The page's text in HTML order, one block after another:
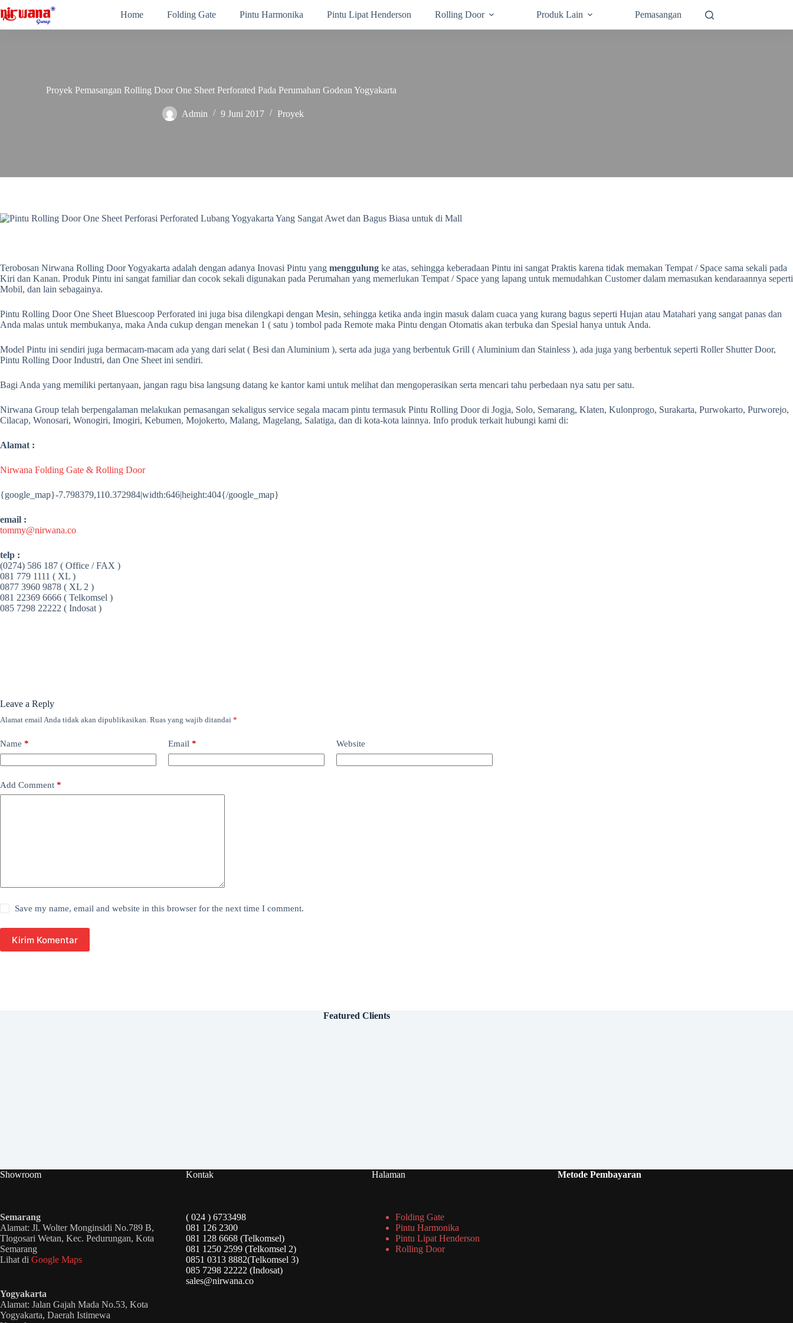
to
Home Folding Gate Pintu Harmonika Pintu Lipat Henderson Rolling Door Produk Lain Pemasangan
Proyek Pemasangan Rolling Door One Sheet Perforated Pada Perumahan Godean Yogyakarta
Admin 9 Juni 2017 Proyek
Terobosan Nirwana Rolling Door Yogyakarta adalah dengan adanya Inovasi Pintu yang menggulung ke atas, sehingga keberadaan Pintu ini sangat Praktis karena tidak memakan Tempat / Space sama sekali pada
Kiri dan Kanan. Produk Pintu ini sangat familiar dan cocok sekali digunakan pada Perumahan yang memerlukan Tempat / Space yang lapang untuk memudahkan Customer dalam memasukan kendaraannya seperti
Mobil, dan lain sebagainya.
Pintu Rolling Door One Sheet Bluescoop Perforated ini juga bisa dilengkapi dengan Mesin, sehingga ketika anda ingin masuk dalam cuaca yang kurang bagus seperti Hujan atau Matahari yang sangat panas dan
Anda malas untuk membukanya, maka Anda cukup dengan menekan 1 ( satu ) tombol pada Remote maka Pintu dengan Otomatis akan terbuka dan Spesial hanya untuk Anda.
Model Pintu ini sendiri juga bermacam-macam ada yang dari selat ( Besi dan Aluminium ), serta ada juga yang berbentuk Grill ( Aluminium dan Stainless ), ada juga yang berbentuk seperti Roller Shutter Door,
Pintu Rolling Door Industri, dan One Sheet ini sendiri.
Bagi Anda yang memiliki pertanyaan, jangan ragu bisa langsung datang ke kantor kami untuk melihat dan mengoperasikan serta mencari tahu perbedaan nya satu per satu.
Nirwana Group telah berpengalaman melakukan pemasangan sekaligus service segala macam pintu termasuk Pintu Rolling Door di Jogja, Solo, Semarang, Klaten, Kulonprogo, Surakarta, Purwokarto, Purworejo,
Cilacap, Wonosari, Wonogiri, Imogiri, Kebumen, Mojokerto, Malang, Magelang, Salatiga, dan di kota-kota lainnya. Info produk terkait hubungi kami di:
Alamat :
Nirwana Folding Gate & Rolling Door
{google_map}-7.798379,110.372984|width:646|height:404{/google_map}
email :
tommy@nirwana.co
telp :
(0274) 586 187 ( Office / FAX )
081 779 1111 ( XL )
0877 3960 9878 ( XL 2 )
081 22369 6666 ( Telkomsel )
085 7298 22222 ( Indosat )
Leave a Reply
Alamat email Anda tidak akan dipublikasikan. Ruas yang wajib ditandai *
Name * Email * Website
Add Comment *
Save my name, email and website in this browser for the next time I comment.
Kirim Komentar
Featured Clients
Showroom
Semarang
Alamat: Jl. Wolter Monginsidi No.789 B,
Tlogosari Wetan, Kec. Pedurungan, Kota
Semarang
Lihat di Google Maps
Yogyakarta
Alamat: Jalan Gajah Mada No.53, Kota
Yogyakarta, Daerah Istimewa
Kontak
( 024 ) 6733498
081 126 2300
081 128 6668 (Telkomsel)
081 1250 2599 (Telkomsel 2)
0851 0313 8882(Telkomsel 3)
085 7298 22222 (Indosat)
sales@nirwana.co
Halaman
Folding Gate
Pintu Harmonika
Pintu Lipat Henderson
Rolling Door
Metode Pembayaran